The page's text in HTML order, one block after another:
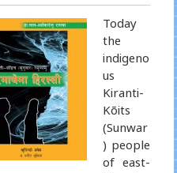
Today
the
indigeno
us
Kiranti-
Kõits
(Sunwar
) people
of east-